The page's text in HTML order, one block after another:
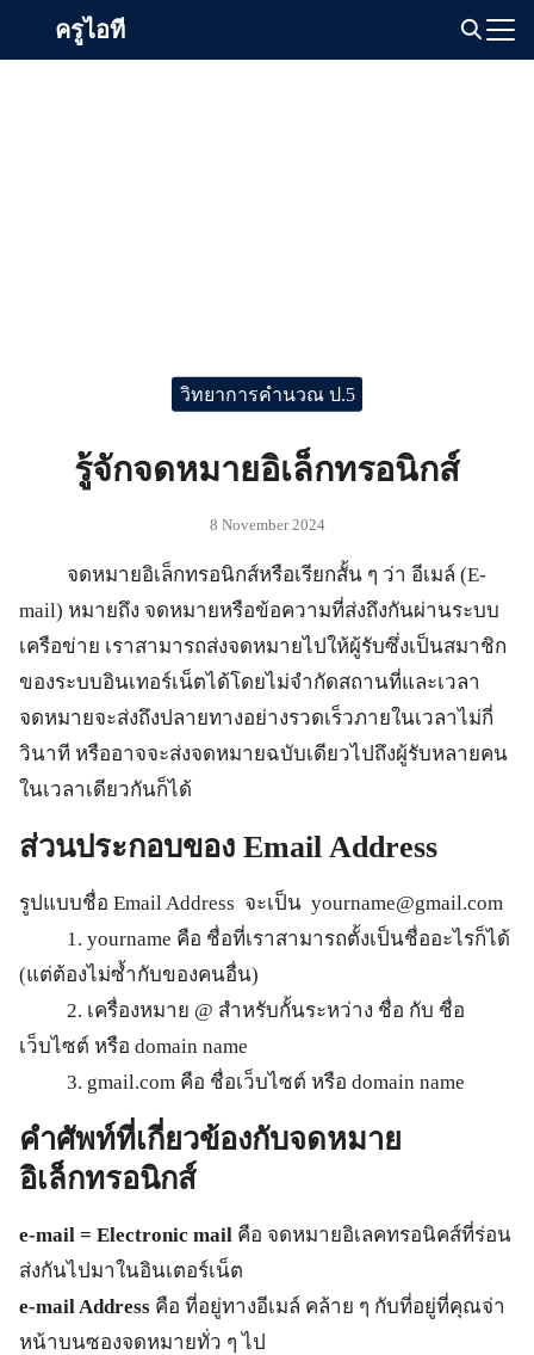
ครูไอที
วิทยาการคำนวณ ป.5
รู้จักจดหมายอิเล็กทรอนิกส์
8 November 2024
จดหมายอิเล็กทรอนิกส์หรือเรียกสั้น ๆ ว่า อีเมล์ (E-
mail) หมายถึง จดหมายหรือข้อความที่ส่งถึงกันผ่านระบบ
เครือข่าย เราสามารถส่งจดหมายไปให้ผู้รับซึ่งเป็นสมาชิก
ของระบบอินเทอร์เน็ตได้โดยไม่จำกัดสถานที่และเวลา
จดหมายจะส่งถึงปลายทางอย่างรวดเร็วภายในเวลาไม่กี่
วินาที หรืออาจจะส่งจดหมายฉบับเดียวไปถึงผู้รับหลายคน
ในเวลาเดียวกันก็ได้
ส่วนประกอบของ Email Address
รูปแบบชื่อ Email Address จะเป็น yourname@gmail.com
1. yourname คือ ชื่อที่เราสามารถตั้งเป็นชื่ออะไรก็ได้
(แต่ต้องไม่ซ้ำกับของคนอื่น)
2. เครื่องหมาย @ สำหรับกั้นระหว่าง ชื่อ กับ ชื่อ
เว็บไซต์ หรือ domain name
3. gmail.com คือ ชื่อเว็บไซต์ หรือ domain name
คำศัพท์ที่เกี่ยวข้องกับจดหมาย
อิเล็กทรอนิกส์
e-mail = Electronic mail คือ จดหมายอิเลคทรอนิคส์ที่ร่อน
ส่งกันไปมาในอินเตอร์เน็ต
e-mail Address คือ ที่อยู่ทางอีเมล์ คล้าย ๆ กับที่อยู่ที่คุณจ่า
หน้าบนซองจดหมายทั่ว ๆ ไป